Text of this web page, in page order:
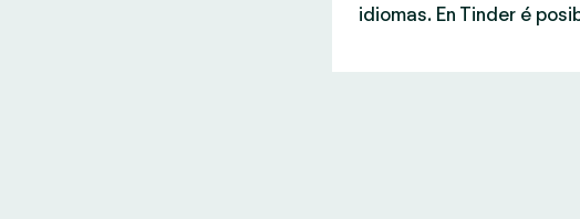
idiomas. En Tinder é